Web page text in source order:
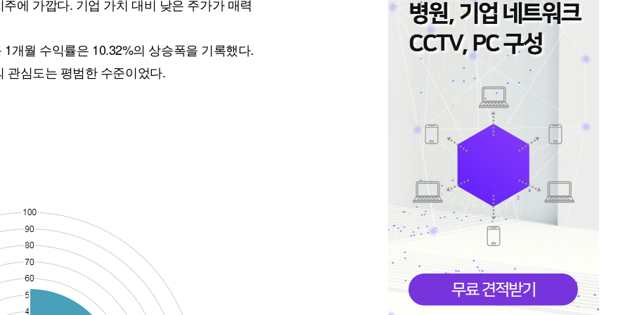
에 가깝다. 기업 가치 대비 낮은 주가가 매력
개월 수익률은 10.32%의 상승폭을 기록했다.
관심도는 평범한 수준이었다.